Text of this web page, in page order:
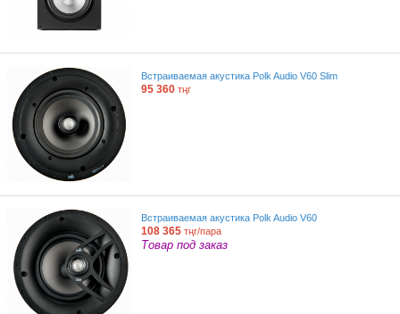
Встраиваемая акустика Polk Audio V60 Slim
95 360 тңг
Встраиваемая акустика Polk Audio V60
108 365 тңг/пара
Товар под заказ